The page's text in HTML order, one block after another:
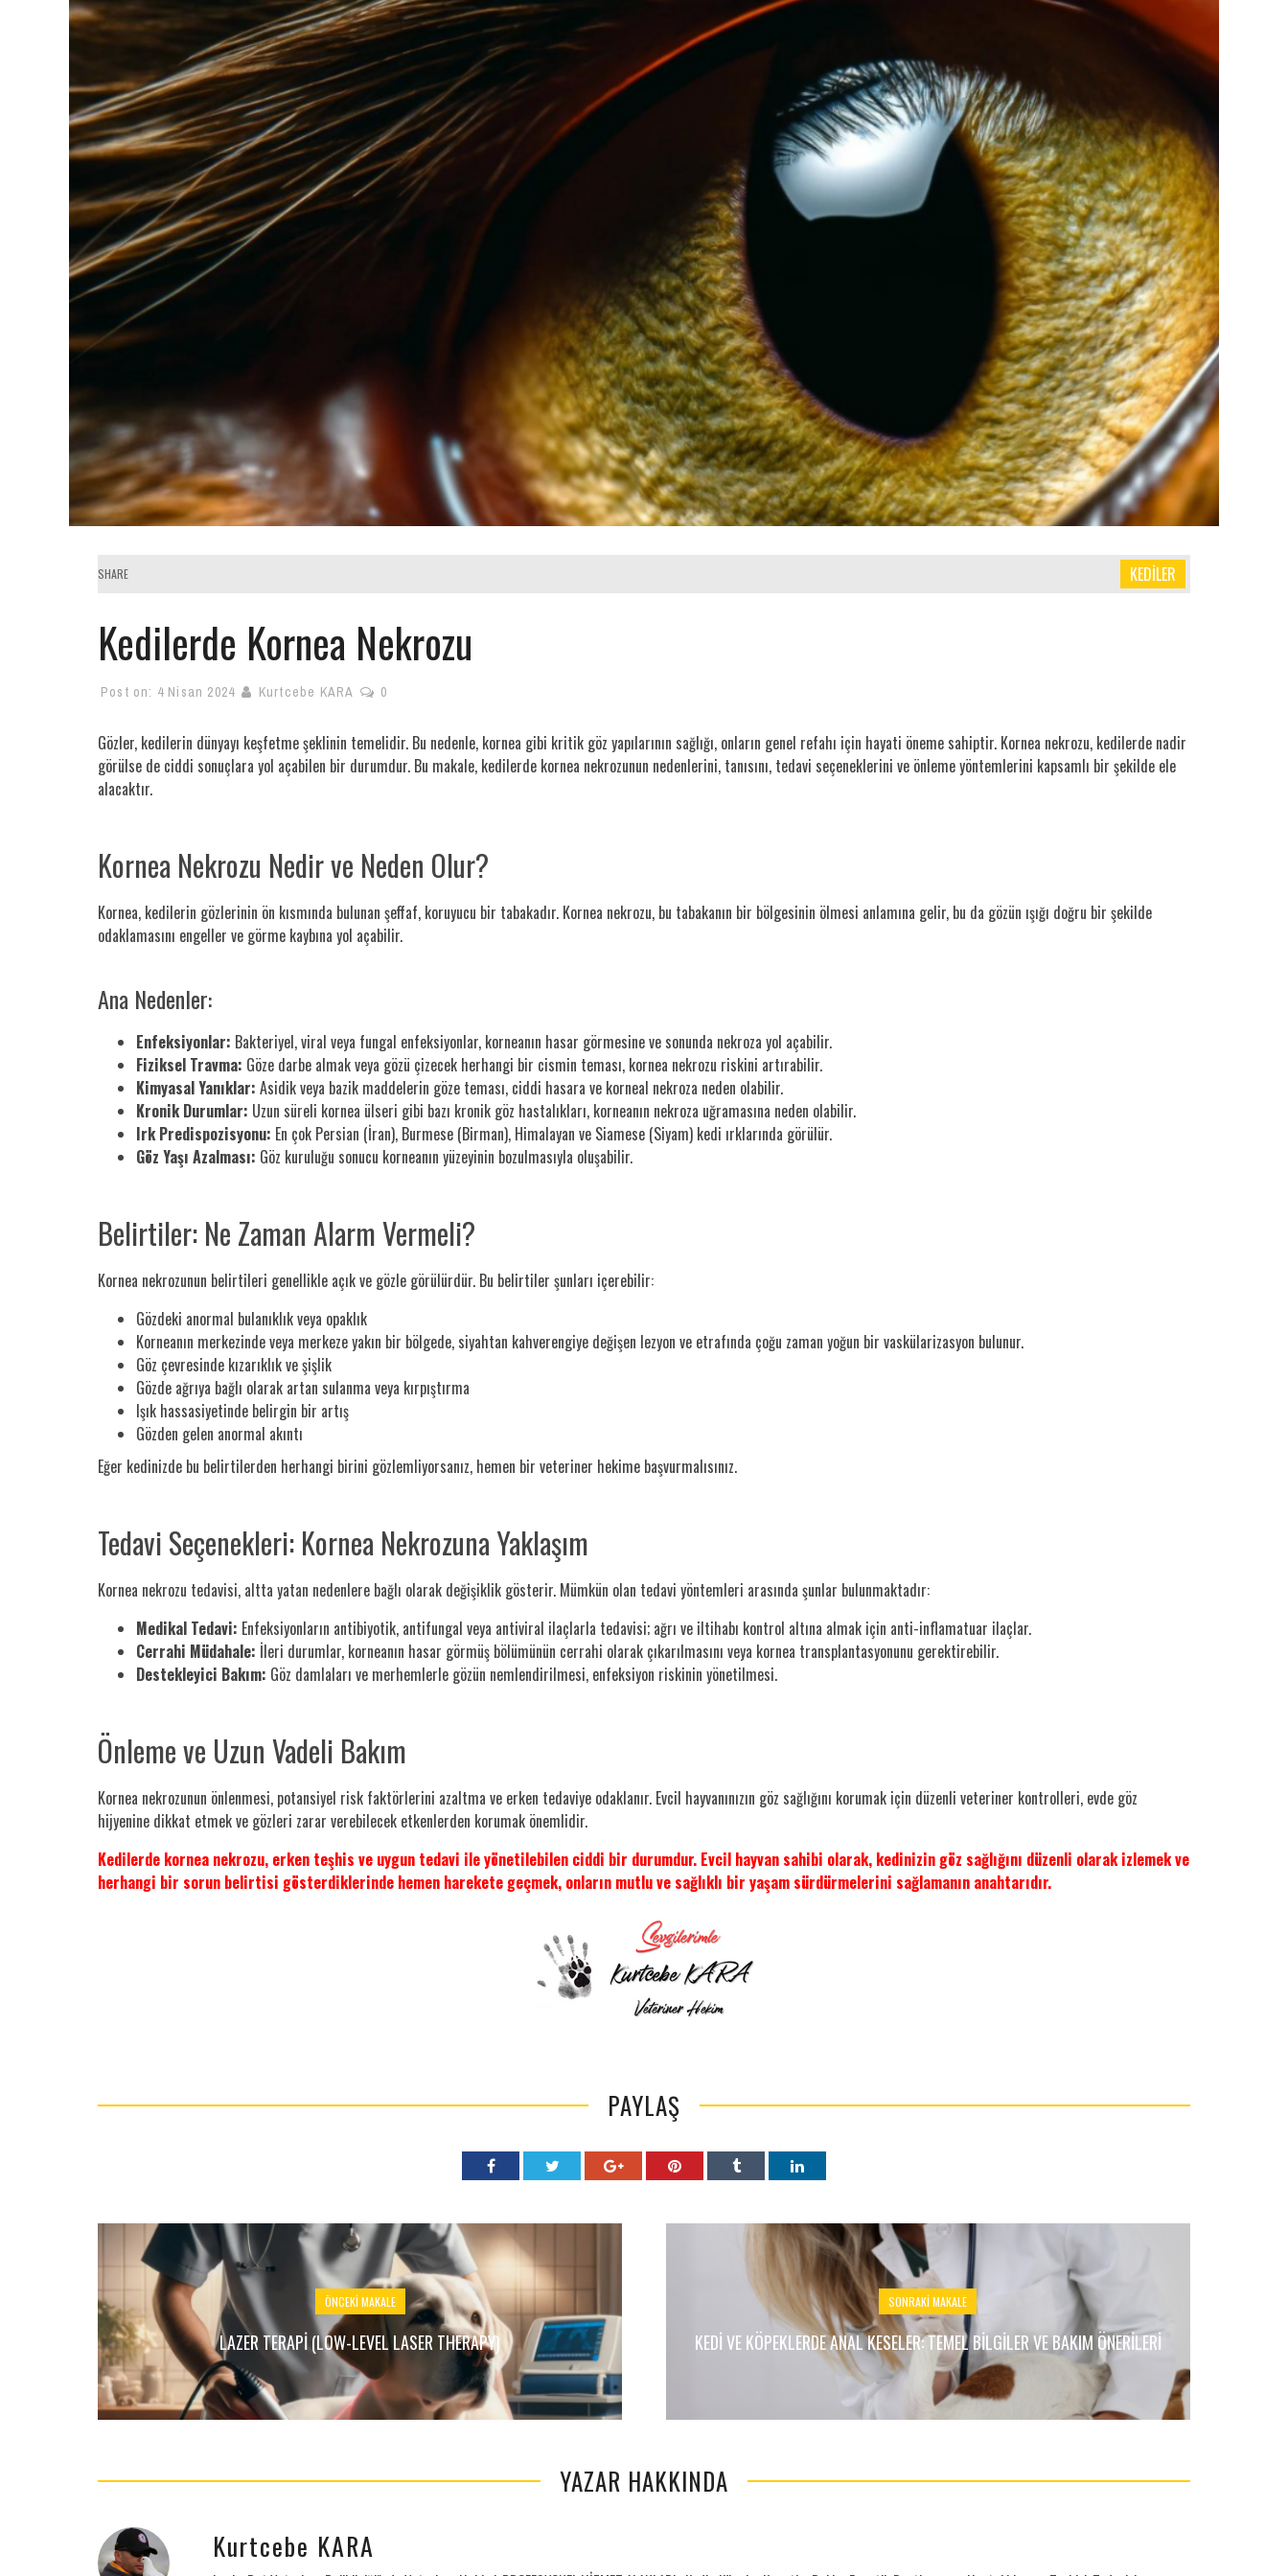
SHARE KEDİLER
Kedilerde Kornea Nekrozu
Post on: 4 Nisan 2024 Kurtcebe KARA 0
Gözler, kedilerin dünyayı keşfetme şeklinin temelidir. Bu nedenle, kornea gibi kritik göz yapılarının sağlığı, onların genel refahı için hayati öneme sahiptir. Kornea nekrozu, kedilerde nadir
görülse de ciddi sonuçlara yol açabilen bir durumdur. Bu makale, kedilerde kornea nekrozunun nedenlerini, tanısını, tedavi seçeneklerini ve önleme yöntemlerini kapsamlı bir şekilde ele
alacaktır.
Kornea Nekrozu Nedir ve Neden Olur?
Kornea, kedilerin gözlerinin ön kısmında bulunan şeffaf, koruyucu bir tabakadır. Kornea nekrozu, bu tabakanın bir bölgesinin ölmesi anlamına gelir, bu da gözün ışığı doğru bir şekilde
odaklamasını engeller ve görme kaybına yol açabilir.
Ana Nedenler:
Enfeksiyonlar: Bakteriyel, viral veya fungal enfeksiyonlar, korneanın hasar görmesine ve sonunda nekroza yol açabilir.
Fiziksel Travma: Göze darbe almak veya gözü çizecek herhangi bir cismin teması, kornea nekrozu riskini artırabilir.
Kimyasal Yanıklar: Asidik veya bazik maddelerin göze teması, ciddi hasara ve korneal nekroza neden olabilir.
Kronik Durumlar: Uzun süreli kornea ülseri gibi bazı kronik göz hastalıkları, korneanın nekroza uğramasına neden olabilir.
Irk Predispozisyonu: En çok Persian (İran), Burmese (Birman), Himalayan ve Siamese (Siyam) kedi ırklarında görülür.
Göz Yaşı Azalması: Göz kuruluğu sonucu korneanın yüzeyinin bozulmasıyla oluşabilir.
Belirtiler: Ne Zaman Alarm Vermeli?
Kornea nekrozunun belirtileri genellikle açık ve gözle görülürdür. Bu belirtiler şunları içerebilir:
Gözdeki anormal bulanıklık veya opaklık
Korneanın merkezinde veya merkeze yakın bir bölgede, siyahtan kahverengiye değişen lezyon ve etrafında çoğu zaman yoğun bir vaskülarizasyon bulunur.
Göz çevresinde kızarıklık ve şişlik
Gözde ağrıya bağlı olarak artan sulanma veya kırpıştırma
Işık hassasiyetinde belirgin bir artış
Gözden gelen anormal akıntı
Eğer kedinizde bu belirtilerden herhangi birini gözlemliyorsanız, hemen bir veteriner hekime başvurmalısınız.
Tedavi Seçenekleri: Kornea Nekrozuna Yaklaşım
Kornea nekrozu tedavisi, altta yatan nedenlere bağlı olarak değişiklik gösterir. Mümkün olan tedavi yöntemleri arasında şunlar bulunmaktadır:
Medikal Tedavi: Enfeksiyonların antibiyotik, antifungal veya antiviral ilaçlarla tedavisi; ağrı ve iltihabı kontrol altına almak için anti-inflamatuar ilaçlar.
Cerrahi Müdahale: İleri durumlar, korneanın hasar görmüş bölümünün cerrahi olarak çıkarılmasını veya kornea transplantasyonunu gerektirebilir.
Destekleyici Bakım: Göz damlaları ve merhemlerle gözün nemlendirilmesi, enfeksiyon riskinin yönetilmesi.
Önleme ve Uzun Vadeli Bakım
Kornea nekrozunun önlenmesi, potansiyel risk faktörlerini azaltma ve erken tedaviye odaklanır. Evcil hayvanınızın göz sağlığını korumak için düzenli veteriner kontrolleri, evde göz
hijyenine dikkat etmek ve gözleri zarar verebilecek etkenlerden korumak önemlidir.
Kedilerde kornea nekrozu, erken teşhis ve uygun tedavi ile yönetilebilen ciddi bir durumdur. Evcil hayvan sahibi olarak, kedinizin göz sağlığını düzenli olarak izlemek ve
herhangi bir sorun belirtisi gösterdiklerinde hemen harekete geçmek, onların mutlu ve sağlıklı bir yaşam sürdürmelerini sağlamanın anahtarıdır.
PAYLAŞ
ÖNCEKI MAKALE
LAZER TERAPI (LOW-LEVEL LASER THERAPY)
SONRAKI MAKALE
KEDI VE KÖPEKLERDE ANAL KESELER: TEMEL BILGILER VE BAKIM ÖNERILERI
YAZAR HAKKINDA
Kurtcebe KARA